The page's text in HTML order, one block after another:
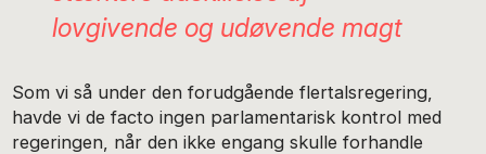
lovgivende og udøvende magt
Som vi så under den forudgående flertalsregering,
havde vi de facto ingen parlamentarisk kontrol med
regeringen, når den ikke engang skulle forhandle